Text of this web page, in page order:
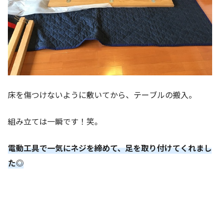
床を傷つけないように敷いてから、テーブルの搬入。
組み立ては一瞬です！笑。
電動工具で一気にネジを締めて、足を取り付けてくれまし
た◎